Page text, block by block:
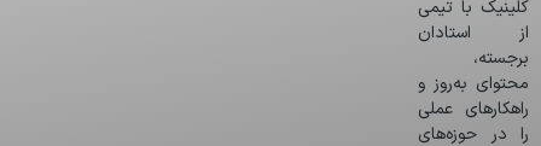
کلینیک با تیمی
از استادان
برجسته،
محتوای به‌روز و
راهکارهای عملی
را در حوزه‌های